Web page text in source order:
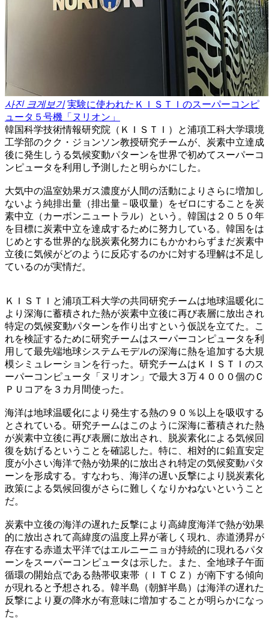
사진 크게보기 実験に使われたＫＩＳＴＩのスーパーコンピ
ュータ５号機「ヌリオン」
韓国科学技術情報研究院（ＫＩＳＴＩ）と浦項工科大学環境
工学部のクク・ジョンソン教授研究チームが、炭素中立達成
後に発生しうる気候変動パターンを世界で初めてスーパーコ
ンピュータを利用し予測したと明らかにした。
大気中の温室効果ガス濃度が人間の活動によりさらに増加し
ないよう純排出量（排出量－吸収量）をゼロにすることを炭
素中立（カーボンニュートラル）という。韓国は２０５０年
を目標に炭素中立を達成するために努力している。韓国をは
じめとする世界的な脱炭素化努力にもかかわらずまだ炭素中
立後に気候がどのように反応するのかに対する理解は不足し
ているのが実情だ。
ＫＩＳＴＩと浦項工科大学の共同研究チームは地球温暖化に
より深海に蓄積された熱が炭素中立後に再び表層に放出され
特定の気候変動パターンを作り出すという仮説を立てた。こ
れを検証するために研究チームはスーパーコンピュータを利
用して最先端地球システムモデルの深海に熱を追加する大規
模シミュレーションを行った。研究チームはＫＩＳＴＩのス
ーパーコンピュータ「ヌリオン」で最大３万４０００個のＣ
ＰＵコアを３カ月間使った。
海洋は地球温暖化により発生する熱の９０％以上を吸収する
とされている。研究チームはこのように深海に蓄積された熱
が炭素中立後に再び表層に放出され、脱炭素化による気候回
復を妨げるということを確認した。特に、相対的に鉛直安定
度が小さい海洋で熱が効果的に放出され特定の気候変動パタ
ーンを形成する。すなわち、海洋の遅い反撃により脱炭素化
政策による気候回復がさらに難しくなりかねないということ
だ。
炭素中立後の海洋の遅れた反撃により高緯度海洋で熱が効果
的に放出されて高緯度の温度上昇が著しく現れ、赤道湧昇が
存在する赤道太平洋ではエルニーニョが持続的に現れるパタ
ーンをスーパーコンピュータは示した。また、全地球子午面
循環の開始点である熱帯収束帯（ＩＴＣＺ）が南下する傾向
が現れると予想される。韓半島（朝鮮半島）は海洋の遅れた
反撃により夏の降水が有意味に増加することが明らかになっ
た。